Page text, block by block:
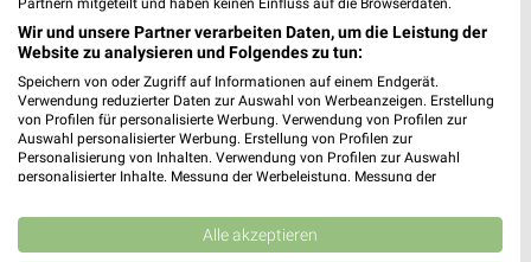
✔Standortgenaue Angebote
✔Folge deinem Lieblingshändler
✔Push-Benachrichtigungen bei neuen Prospekten
✔Einkaufsliste - Einkauf stressfrei planen
JETZT LADEN UND SPAREN!
Partnern mitgeteilt und haben keinen Einfluss auf die Browserdaten.
Wir und unsere Partner verarbeiten Daten, um die Leistung der
Website zu analysieren und Folgendes zu tun:
Speichern von oder Zugriff auf Informationen auf einem Endgerät.
Verwendung reduzierter Daten zur Auswahl von Werbeanzeigen. Erstellung
von Profilen für personalisierte Werbung. Verwendung von Profilen zur
Auswahl personalisierter Werbung. Erstellung von Profilen zur
Personalisierung von Inhalten. Verwendung von Profilen zur Auswahl
personalisierter Inhalte. Messung der Werbeleistung. Messung der
Kombinationen von Daten aus verschiedenen Quellen. Entwicklung und
Verbesserung der Angebote. Verwendung reduzierter Daten zur Auswahl
von Inhalten.
Alle akzeptieren